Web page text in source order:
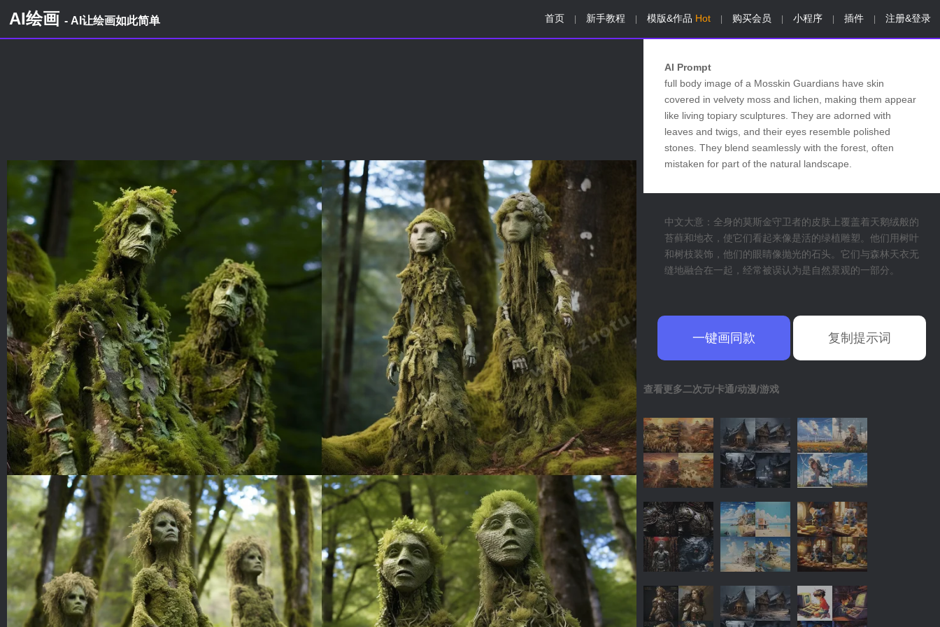
AI绘画 - AI让绘画如此简单 首页 新手教程 模版&作品 Hot 购买会员 小程序 插件 注册&登录
AI Prompt
full body image of a Mosskin Guardians have skin
covered in velvety moss and lichen, making them appear
like living topiary sculptures. They are adorned with
leaves and twigs, and their eyes resemble polished
stones. They blend seamlessly with the forest, often
mistaken for part of the natural landscape.
中文大意：全身的莫斯金守卫者的皮肤上覆盖着天鹅绒般的
苔藓和地衣，使它们看起来像是活的绿植雕塑。他们用树叶
和树枝装饰，他们的眼睛像抛光的石头。它们与森林天衣无
缝地融合在一起，经常被误认为是自然景观的一部分。
一键画同款 复制提示词
查看更多二次元/卡通/动漫/游戏